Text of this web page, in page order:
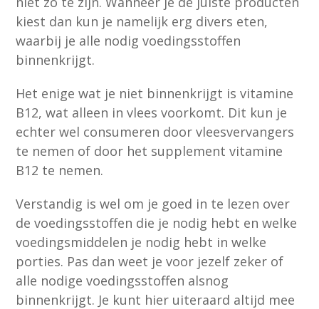
kiest dan kun je namelijk erg divers eten,
waarbij je alle nodig voedingsstoffen
binnenkrijgt.
Het enige wat je niet binnenkrijgt is vitamine
B12, wat alleen in vlees voorkomt. Dit kun je
echter wel consumeren door vleesvervangers
te nemen of door het supplement vitamine
B12 te nemen.
Verstandig is wel om je goed in te lezen over
de voedingsstoffen die je nodig hebt en welke
voedingsmiddelen je nodig hebt in welke
porties. Pas dan weet je voor jezelf zeker of
alle nodige voedingsstoffen alsnog
binnenkrijgt. Je kunt hier uiteraard altijd mee